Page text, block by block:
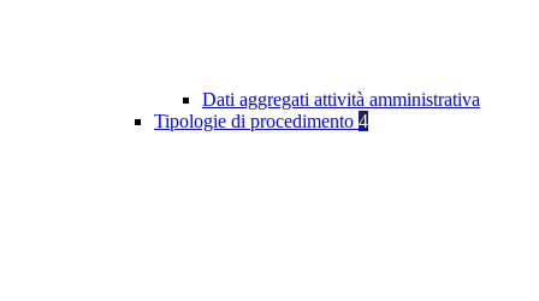
Dati aggregati attività amministrativa
Tipologie di procedimento 4